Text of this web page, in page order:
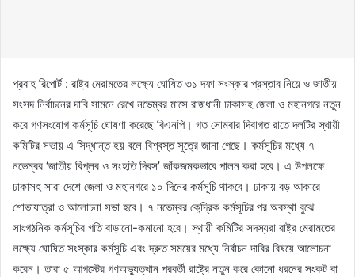
প্রবাহ রিপোর্ট : রাষ্ট্র মেরামতের লক্ষ্যে ঘোষিত ৩১ দফা সংস্কার প্রস্তাব নিয়ে ও জাতীয়
সংসদ নির্বাচনের দাবি সামনে রেখে নভেম্বর মাসে রাজধানী ঢাকাসহ জেলা ও মহানগরে নতুন
করে গণসংযোগ কর্মসূচি ঘোষণা করেছে বিএনপি। গত সোমবার দিবাগত রাতে দলটির স্থায়ী
কমিটির সভায় এ সিদ্ধান্ত হয় বলে বিশ্বস্ত সূত্রে জানা গেছে। কর্মসূচির মধ্যে ৭
নভেম্বর ‘জাতীয় বিপ্লব ও সংহতি দিবস’ জাঁকজমকভাবে পালন করা হবে। এ উপলক্ষে
ঢাকাসহ সারা দেশে জেলা ও মহানগরে ১০ দিনের কর্মসূচি থাকবে। ঢাকায় বড় আকারে
শোভাযাত্রা ও আলোচনা সভা হবে। ৭ নভেম্বর কেন্দ্রিক কর্মসূচির পর অবস্থা বুঝে
সাংগঠনিক কর্মসূচির গতি বাড়ানো-কমানো হবে। স্থায়ী কমিটির সদস্যরা রাষ্ট্র মেরামতের
লক্ষ্যে ঘোষিত সংস্কার কর্মসূচি এবং দ্রুত সময়ের মধ্যে নির্বাচন দাবির বিষয়ে আলোচনা
করেন। তারা ৫ আগস্টের গণঅভ্যুত্থান পরবর্তী রাষ্ট্রে নতুন করে কোনো ধরনের সংকট বা